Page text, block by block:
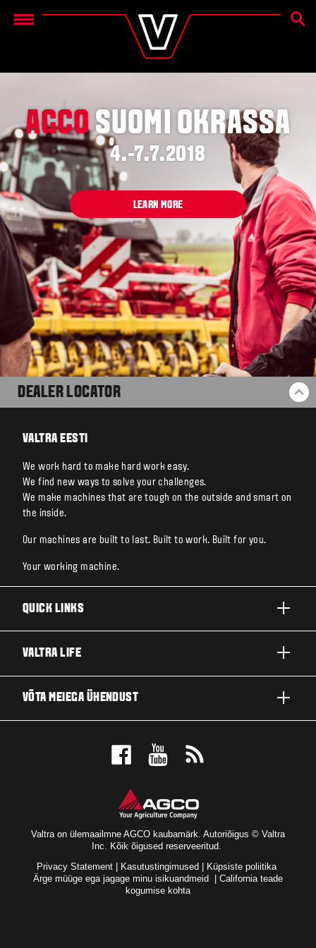
Menu
AGCOSUOMI OKRASSA
4.-7.7.2018
LEARN MORE
DEALER LOCATOR
VALTRA EESTI
We work hard to make hard work easy.
We find new ways to solve your challenges.
We make machines that are tough on the outside and smart on
the inside.
Our machines are built to last. Built to work. Built for you.
Your working machine.
QUICK LINKS
TEHNOLOOGIALAHENDUSED
VALTRA LIFE
VÕTA MEIEGA ÜHENDUST
Valtra on ülemaailmne AGCO kaubamärk. Autoriõigus © Valtra
Inc. Kõik õigused reserveeritud.
Privacy Statement
Kasutustingimused
Küpsiste poliitika
Ärge müüge ega jagage minu isikuandmeid
California teade
kogumise kohta